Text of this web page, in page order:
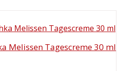
Melissen Tagescreme 30 ml